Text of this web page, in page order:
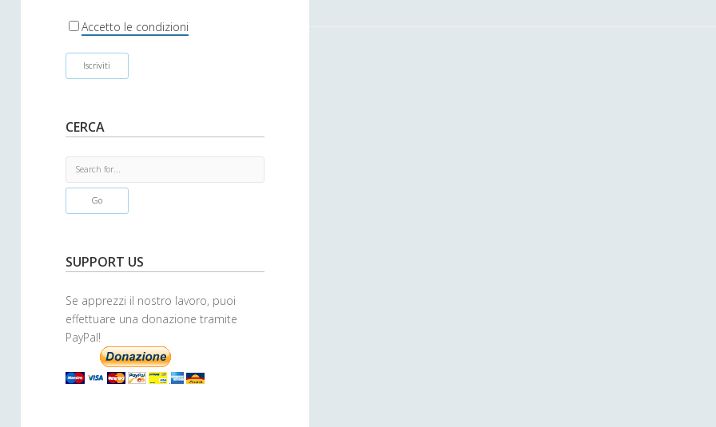
r Accetto le condizioni
CERCA
e
h
SUPPORT US
Se apprezzi il nostro lavoro, puoi
effettuare una donazione tramite
PayPal!